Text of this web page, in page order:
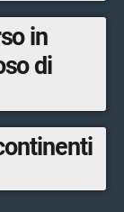
in
di